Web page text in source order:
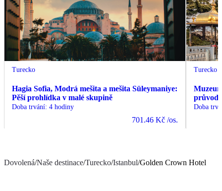
Turecko
Hagia Sofia, Modrá mešita a mešita Süleymaniye:
Pěší prohlídka v malé skupině
Doba trvání: 4 hodiny
701.46 Kč /os.
Turecko
Doba
Dovolená/Naše destinace/Turecko/Istanbul/Golden Crown Hotel